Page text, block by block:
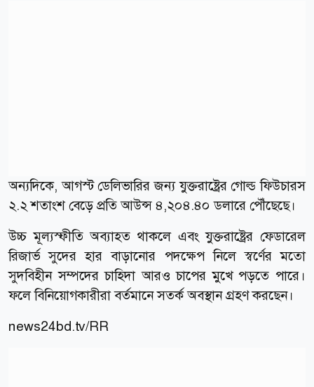
অন্যদিকে, আগস্ট ডেলিভারির জন্য যুক্তরাষ্ট্রের গোল্ড ফিউচারস
২.২ শতাংশ বেড়ে প্রতি আউন্স ৪,২০৪.৪০ ডলারে পৌঁছেছে।
উচ্চ মূল্যস্ফীতি অব্যাহত থাকলে এবং যুক্তরাষ্ট্রের ফেডারেল
রিজার্ভ সুদের হার বাড়ানোর পদক্ষেপ নিলে স্বর্ণের মতো
সুদবিহীন সম্পদের চাহিদা আরও চাপের মুখে পড়তে পারে।
ফলে বিনিয়োগকারীরা বর্তমানে সতর্ক অবস্থান গ্রহণ করছেন।
news24bd.tv/RR